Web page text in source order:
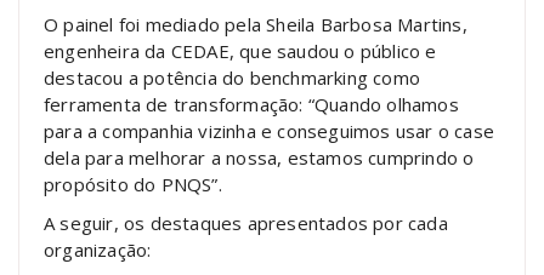
O painel foi mediado pela Sheila Barbosa Martins,
engenheira da CEDAE, que saudou o público e
destacou a potência do benchmarking como
ferramenta de transformação: “Quando olhamos
para a companhia vizinha e conseguimos usar o case
dela para melhorar a nossa, estamos cumprindo o
propósito do PNQS”.
A seguir, os destaques apresentados por cada
organização: